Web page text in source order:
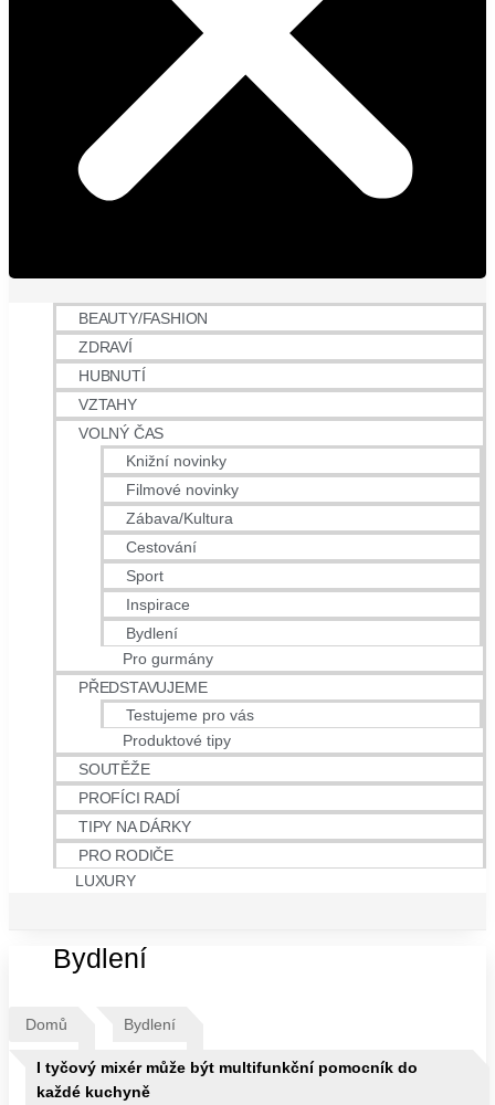
BEAUTY/FASHION
ZDRAVÍ
HUBNUTÍ
VZTAHY
VOLNÝ ČAS
Knižní novinky
Filmové novinky
Zábava/Kultura
Cestování
Sport
Inspirace
Bydlení
Pro gurmány
PŘEDSTAVUJEME
Testujeme pro vás
Produktové tipy
SOUTĚŽE
PROFÍCI RADÍ
TIPY NA DÁRKY
PRO RODIČE
LUXURY
Bydlení
Domů Bydlení
I tyčový mixér může být multifunkční pomocník do
každé kuchyně